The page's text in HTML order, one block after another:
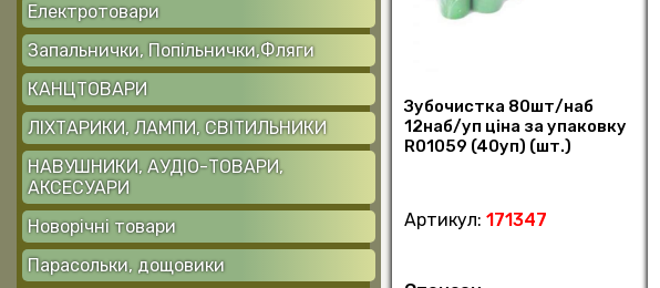
АКУМУЛЯТОРИ, POWER
BANK
ФОТОРАМКИ, ПАННО,
ФОТОАЛЬБОМИ
ВАГИ КУХОННІ, ТОРГОВІ,
ПІДЛОГОВІ, КАНТЕР
ГУМКИ ДЛЯ БІЛИЗНИ,
МОТУЗКИ
КУЛЬКИ, ФАСОВКИ,
ГОСП. СУМКИ
ОСТАННІ
МАНІКЮРНІ НАБОРИ,
ДЗЕРКАЛА, ГРЕБІНЦІ
Електротовари
Запальнички, Попільнички,Фляги
ГАЗ,ПАЛЬНИКИ,КУХОННІ
ЗАПАЛЬНИЧКИ
ПОДАРУНКОВІ
КАНЦТОВАРИ
АЛЬБОМИ,
РОЗМАЛЬОВКИ, ДЕКОР,
ТВОРЧІСТЬ
КАНЦЕЛЯРСЬКЕ
ПРИЛАДДЯ
ЛІХТАРИКИ, ЛАМПИ, СВІТИЛЬНИКИ
НАВУШНИКИ, АУДІО-ТОВАРИ,
АКСЕСУАРИ
ПЕРЕХІДНИКИ, ШНУРИ
ТА ІНШЕ
Новорічні товари
Парасольки, дощовики
Зубочистка 80шт/наб
12наб/уп ціна за упаковку
R01059 (40уп) (шт.)
Артикул:171347